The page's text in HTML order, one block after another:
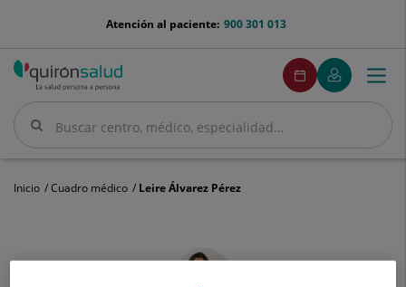
menu-
900 301 013
Atención al paciente:
Buscar
Buscar
menuPedirCita
Pedir
cita
Mi
Quirónsalud
Menú
Inicio Cuadro médico Leire Álvarez Pérez